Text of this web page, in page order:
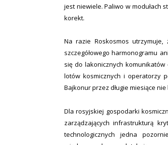
jest niewiele. Paliwo w modułach
korekt.
Na razie Roskosmos
szczegółowego harmonogramu
się do lakonicznych
lotów kosmicznych i operatorzy
Bajkonur przez długie miesiące
Dla rosyjskiej gospodarki
zarządzających infrastrukturą
technologicznych jedna